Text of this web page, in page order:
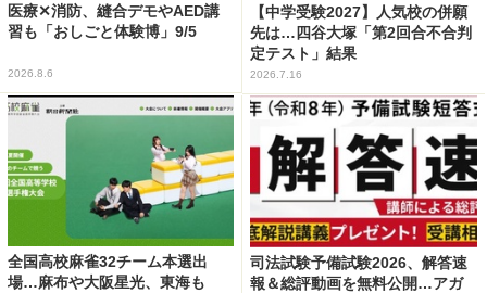
医療✕消防、縫合デモやAED講
習も「おしごと体験博」9/5
2026.8.6
【中学受験2027】人気校の併願
先は…四谷大塚「第2回合不合判
定テスト」結果
2026.7.16
全国高校麻雀32チーム本選出
場…麻布や大阪星光、東海も
司法試験予備試験2026、解答速
報＆総評動画を無料公開…アガ